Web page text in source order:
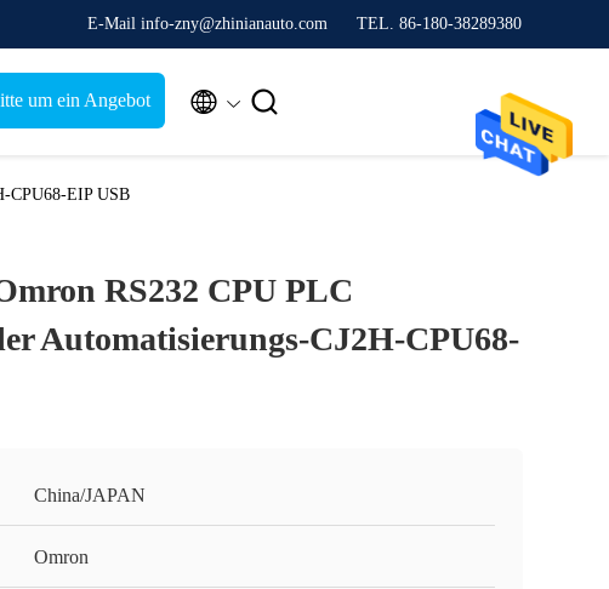
E-Mail info-zny@zhinianauto.com TEL. 86-180-38289380
um ein Angebot  
CPU68-EIP USB
RS232 CPU PLC
Automatisierungs-CJ2H-CPU68-
China/JAPAN
Omron